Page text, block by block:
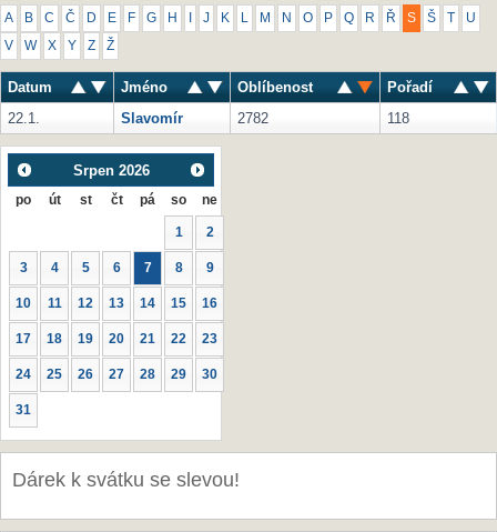
A B C Č D E F G H J K M N O P Q R Ř S Š U
V W X Y Z Ž
Datum Jméno Oblíbenost
Pořadí
22.1.
Slavomír 2782 118
Srpen 2026
po út st čt pá so ne
1 2
3 4 5 6 7 8 9
10 11 12 13 14 15 16
17 18 19 20 21 22 23
24 25 26 27 28 29 30
31
Dárek k svátku se slevou!